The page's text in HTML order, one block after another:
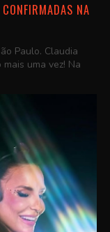
NA
Paulo. Claudia
uma vez! Na